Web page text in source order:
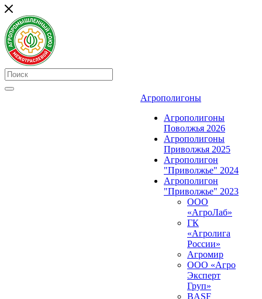
Агрополигоны
Агрополигоны
Поволжья 2026
Агрополигоны
Приволжья 2025
Агрополигон
"Приволжье" 2024
Агрополигон
"Приволжье" 2023
ООО
«АгроЛаб»
ГК
«Агролига
России»
Агромир
ООО «Агро
Эксперт
Груп»
BASF